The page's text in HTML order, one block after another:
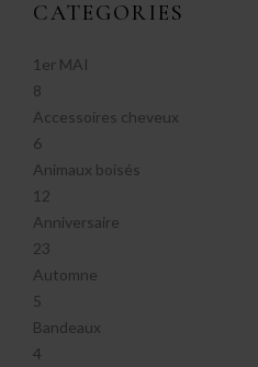
CATEGORIES
1er MAI
8
Accessoires cheveux
6
Animaux boisés
12
Anniversaire
23
Automne
5
Bandeaux
4